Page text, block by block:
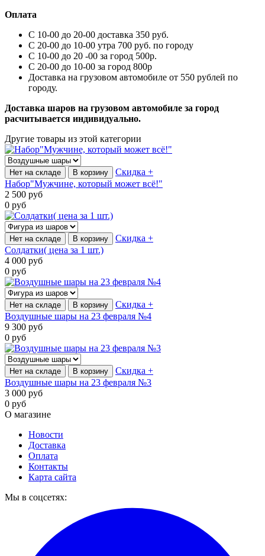
Оплата
С 10-00 до 20-00 доставка 350 руб.
С 20-00 до 10-00 утра 700 руб. по городу
С 10-00 до 20 -00 за город 500р.
С 20-00 до 10-00 за город 800р
Доставка на грузовом автомобиле от 550 рублей по
городу.
Доставка шаров на грузовом автомобиле за город
расчитывается индивидуально.
Другие товары из этой категории
Нет на складе В корзину
Скидка +
Набор"Мужчине, который может всё!"
2 500 руб
0 руб
Нет на складе В корзину
Скидка +
Солдатки( цена за 1 шт.)
4 000 руб
0 руб
Нет на складе В корзину
Скидка +
Воздушные шары на 23 февраля №4
9 300 руб
0 руб
Нет на складе В корзину
Скидка +
Воздушные шары на 23 февраля №3
3 000 руб
0 руб
О магазине
Новости
Доставка
Оплата
Контакты
Карта сайта
Мы в соцсетях: